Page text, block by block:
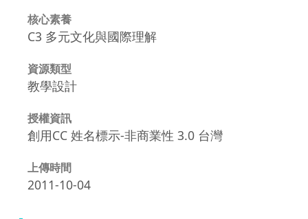
核心素養
C3 多元文化與國際理解
資源類型
教學設計
授權資訊
創用CC 姓名標示-非商業性 3.0 台灣
上傳時間
2011-10-04